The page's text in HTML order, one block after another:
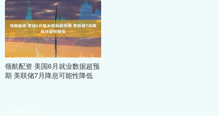
领航配资 美国6月就业数据超预
期 美联储7月降息可能性降低